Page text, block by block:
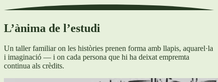
L’ànima de l’estudi
Un taller familiar on les històries prenen forma amb llapis, aquarel·la
i imaginació — i on cada persona que hi ha deixat empremta
continua als crèdits.